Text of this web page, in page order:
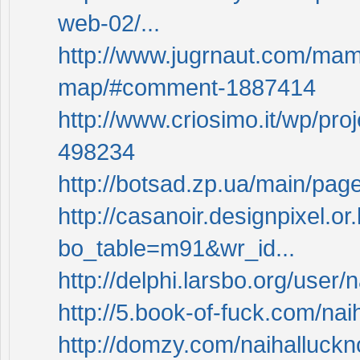
web-02/...
http://www.jugrnaut.com/
map/#comment-1887414
http://www.criosimo.it/wp/
498234
http://botsad.zp.ua/main/
http://
bo_table=m91&wr_id...
http://delphi.larsbo.org/user/
http://5.book-of-fuck.com/
http://domzy.com/